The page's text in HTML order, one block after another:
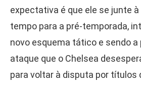
expectativa é que ele se junte
tempo para a pré-temporada,
novo esquema tático e sendo
ataque que o Chelsea
para voltar à disputa por títulos